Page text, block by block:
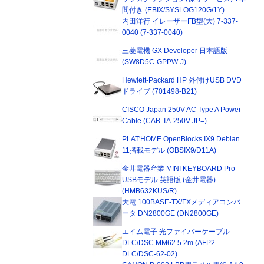
間付き (EBIX/SYSLOG120G/1Y)
内田洋行 イレーザーFB型(大) 7-337-
0040 (7-337-0040)
三菱電機 GX Developer 日本語版
(SW8D5C-GPPW-J)
Hewlett-Packard HP 外付けUSB DVD
ドライブ (701498-B21)
CISCO Japan 250V AC Type A Power
Cable (CAB-TA-250V-JP=)
PLAT'HOME OpenBlocks IX9 Debian
11搭載モデル (OBSIX9/D11A)
金井電器産業 MINI KEYBOARD Pro
USBモデル 英語版 (金井電器)
(HMB632KUS/R)
大電 100BASE-TX/FXメディアコンバ
ータ DN2800GE (DN2800GE)
エイム電子 光ファイバーケーブル
DLC/DSC MM62.5 2m (AFP2-
DLC/DSC-62-02)